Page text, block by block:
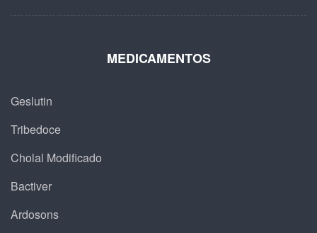
MEDICAMENTOS
Geslutin
Tribedoce
Cholal Modificado
Bactiver
Ardosons